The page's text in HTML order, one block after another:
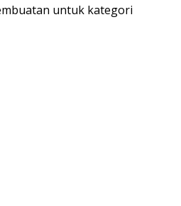
untuk kategori